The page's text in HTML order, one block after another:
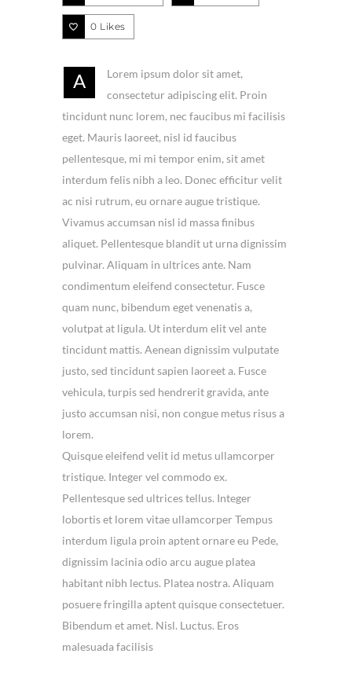
0 Likes
A
Lorem ipsum dolor sit amet,
consectetur adipiscing elit. Proin
tincidunt nunc lorem, nec faucibus mi facilisis
eget. Mauris laoreet, nisl id faucibus
pellentesque, mi mi tempor enim, sit amet
interdum felis nibh a leo. Donec efficitur velit
ac nisi rutrum, eu ornare augue tristique.
Vivamus accumsan nisl id massa finibus
aliquet. Pellentesque blandit ut urna dignissim
pulvinar. Aliquam in ultrices ante. Nam
condimentum eleifend consectetur. Fusce
quam nunc, bibendum eget venenatis a,
volutpat at ligula. Ut interdum elit vel ante
tincidunt mattis. Aenean dignissim vulputate
justo, sed tincidunt sapien laoreet a. Fusce
vehicula, turpis sed hendrerit gravida, ante
justo accumsan nisi, non congue metus risus a
lorem.
Quisque eleifend velit id metus ullamcorper
tristique. Integer vel commodo ex.
Pellentesque sed ultrices tellus. Integer
lobortis et lorem vitae ullamcorper Tempus
interdum ligula proin aptent ornare eu Pede,
dignissim lacinia odio arcu augue platea
habitant nibh lectus. Platea nostra. Aliquam
posuere fringilla aptent quisque consectetuer.
Bibendum et amet. Nisl. Luctus. Eros
malesuada facilisis